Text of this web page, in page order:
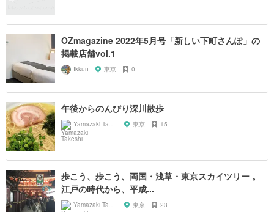
OZmagazine 2022年5月号「新しい下町さんぽ」の
掲載店舗vol.1
Ikkun 東京 0
午後からのんびり深川散歩
Yamazaki Takeshi 東京 15
歩こう、歩こう、両国・浅草・東京スカイツリー 。
江戸の時代から、平成...
Yamazaki Takeshi 東京 23